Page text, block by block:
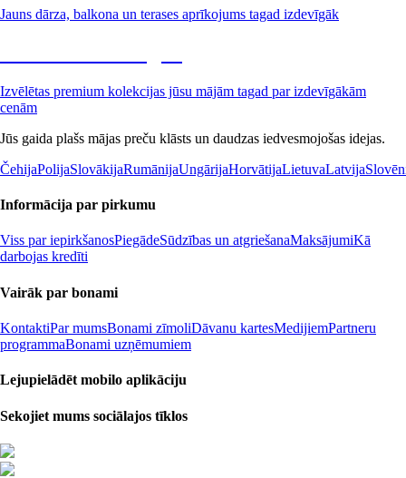
Jauns dārza, balkona un terases aprīkojums tagad izdevīgāk
Izvēlētas premium kolekcijas jūsu mājām tagad par izdevīgākām
cenām
Jūs gaida plašs mājas preču klāsts un daudzas iedvesmojošas idejas.
ČehijaPolijaSlovākijaRumānijaUngārijaHorvātijaLietuvaLatvija
Informācija par pirkumu
Viss par iepirkšanosPiegādeSūdzības un atgriešanaMaksājumiKā
darbojas kredīti
Vairāk par bonami
KontaktiPar mumsBonami zīmoliDāvanu kartesMedijiemPartneru
programmaBonami uzņēmumiem
Lejupielādēt mobilo aplikāciju
Sekojiet mums sociālajos tīklos